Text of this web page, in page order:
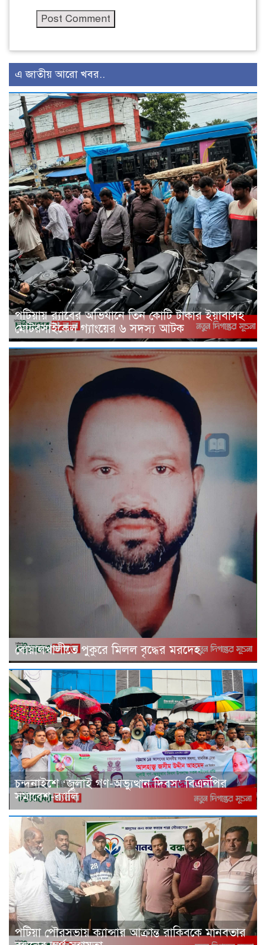
এ জাতীয় আরো খবর..
পটিয়ায় র‍্যাবের অভিযানে তিন কোটি টাকার ইয়াবাসহ
মোটরসাইকেল গ্যাংয়ের ৬ সদস্য আটক
বোয়ালখালীতে পুকুরে মিলল বৃদ্ধের মরদেহ
চন্দনাইশে ‘জুলাই গণ-অভ্যুত্থান দিবস’ বিএনপির
সমাবেশ-র‌্যালি
পটিয়া পৌরসভায় ক্যান্সার আক্রান্ত রাকিবকে মানবতার